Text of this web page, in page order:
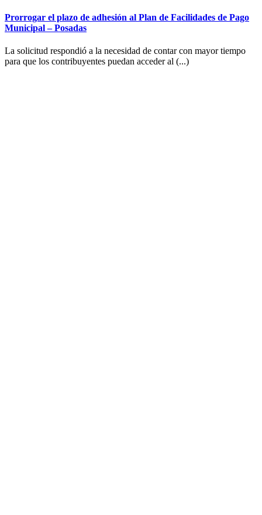
Prorrogar el plazo de adhesión al Plan de Facilidades de Pago
Municipal – Posadas
La solicitud respondió a la necesidad de contar con mayor tiempo
para que los contribuyentes puedan acceder al (...)